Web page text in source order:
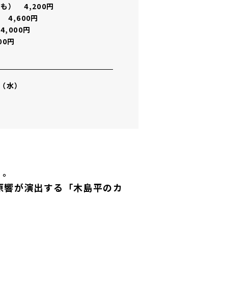
も） 4,200円
4,600円
円
円
）
が演出する「木島平のカ